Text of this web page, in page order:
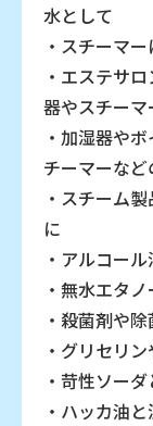
水として
・スチーマ
・エステサ
器やスチーマ
・加湿器や
チーマーな
・スチーム
に
・アルコー
・無水エタ
・殺菌剤や
・グリセリ
・苛性ソー
・ハッカ油